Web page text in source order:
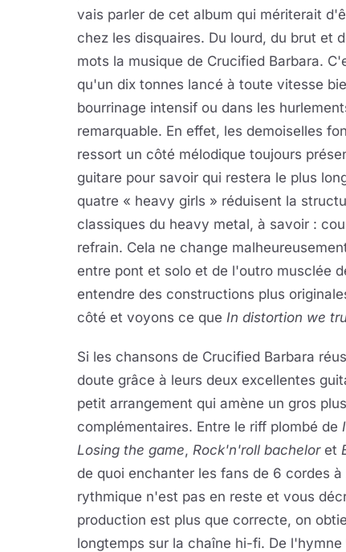
vais parler de cet album qui mériterait
chez les disquaires. Du lourd, du brut et
mots la musique de Crucified Barbara.
qu'un dix tonnes lancé à toute vitesse
bourrinage intensif ou dans les
remarquable. En effet, les demoiselles
ressort un côté mélodique toujours
guitare pour savoir qui restera le plus
quatre « heavy girls » réduisent la
classiques du heavy metal, à savoir :
refrain. Cela ne change
entre pont et solo et de l'outro musclée
entendre des constructions plus
côté et voyons ce que In distortion we
Si les chansons de Crucified Barbara
doute grâce à leurs deux excellentes
petit arrangement qui amène un gros
complémentaires. Entre le riff plombé de
Losing the game, Rock'n'roll bacheloret
de quoi enchanter les fans de 6 cordes
rythmique n'est pas en reste et vous
production est plus que correcte, on
longtemps sur la chaîne hi-fi. De l'hymne